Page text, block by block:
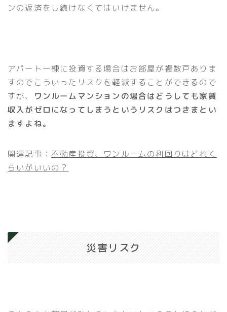
ンの返済をし続けなくてはいけません。
アパート一棟に投資する場合はお部屋が複数戸ありま
すのでこういったリスクを軽減することができるので
すが、
ワンルームマンションの場合はどうしても家賃
収入がゼロになってしまうというリスクはつきまとい
ますよね。
関連記事： 不動産投資、ワンルームの利回りはどれく
らいがいいの？
災害リスク